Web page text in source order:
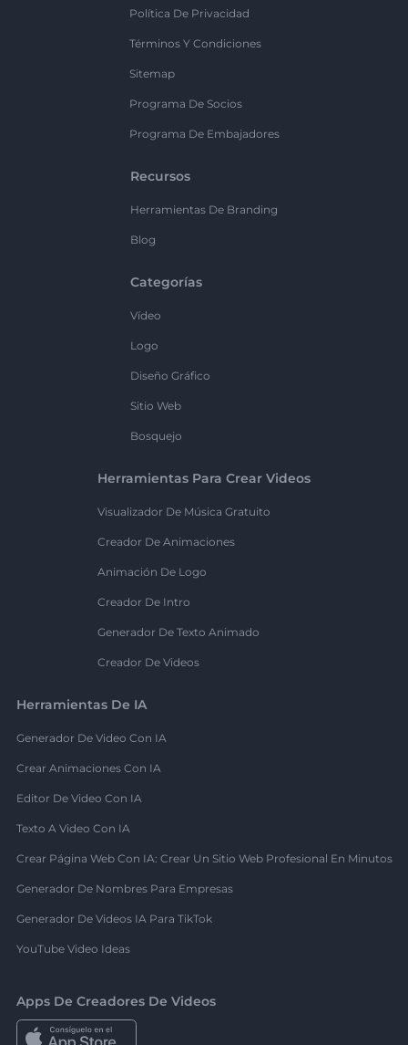
Política De Privacidad
Términos Y Condiciones
Sitemap
Programa De Socios
Programa De Embajadores
Recursos
Herramientas De Branding
Blog
Categorías
Vídeo
Logo
Diseño Gráfico
Sitio Web
Bosquejo
Herramientas Para Crear Videos
Visualizador De Música Gratuito
Creador De Animaciones
Animación De Logo
Creador De Intro
Generador De Texto Animado
Creador De Videos
Herramientas De IA
Generador De Video Con IA
Crear Animaciones Con IA
Editor De Video Con IA
Texto A Video Con IA
Crear Página Web Con IA: Crear Un Sitio Web Profesional En Minutos
Generador De Nombres Para Empresas
Generador De Videos IA Para TikTok
YouTube Video Ideas
Apps De Creadores De Videos